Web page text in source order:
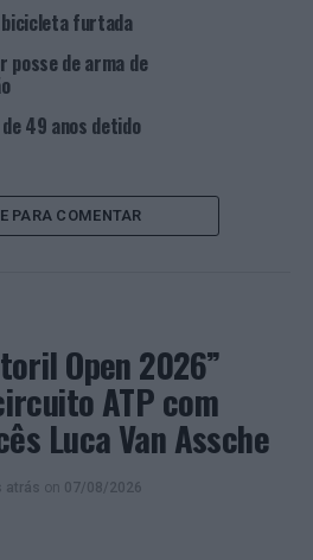
policial, o detido
haxixe suficiente para cerca
apreendidas.
BRAGA
CRIMINALIDADE
DE FAMALICÃO
candidata ao galardão “The
na ITB Berlim
bicicleta furtada
posse de arma de
49 anos detido
PARA COMENTAR
Open 2026”
ATP com
Luca Van Assche
atrás on 07/08/2026